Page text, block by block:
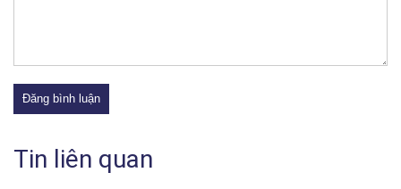
Đăng bình luận
Tin liên quan